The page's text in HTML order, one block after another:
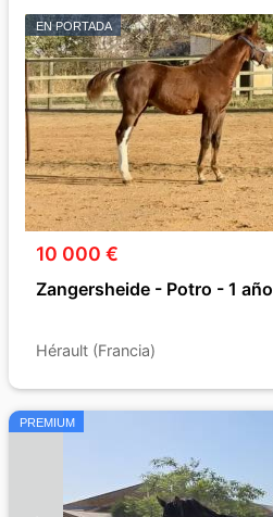
EN PORTADA
10 000 €
Zangersheide - Potro - 1 año
Hérault (Francia)
PREMIUM